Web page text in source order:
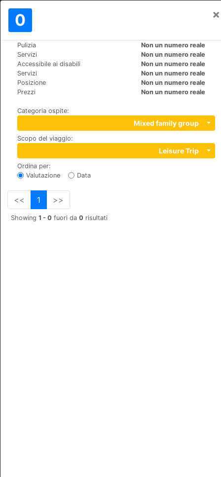
0 ×
Pulizia
Non un numero reale
Servizi
Non un numero reale
Accessibile ai disabili
Non un numero reale
Servizi
Non un numero reale
Posizione
Non un numero reale
Prezzi
Non un numero reale
Categoria ospite:
Mixed family group
Scopo del viaggio:
Leisure Trip
Ordina per:
Valutazione
Data
<< 1 >>
Showing 1 - 0 fuori da 0 risultati
Mondo>
Cartaya Garden Hotel & Spa
+34 971888400